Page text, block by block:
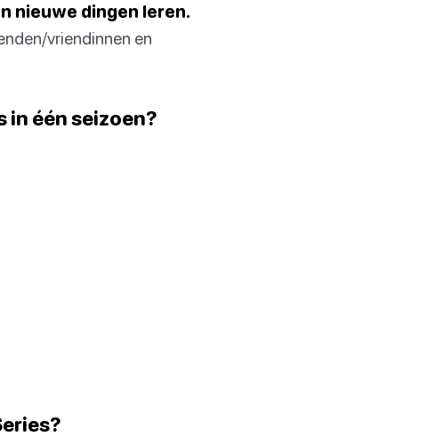
nieuwe dingen leren.
vriendinnen en
in één seizoen?